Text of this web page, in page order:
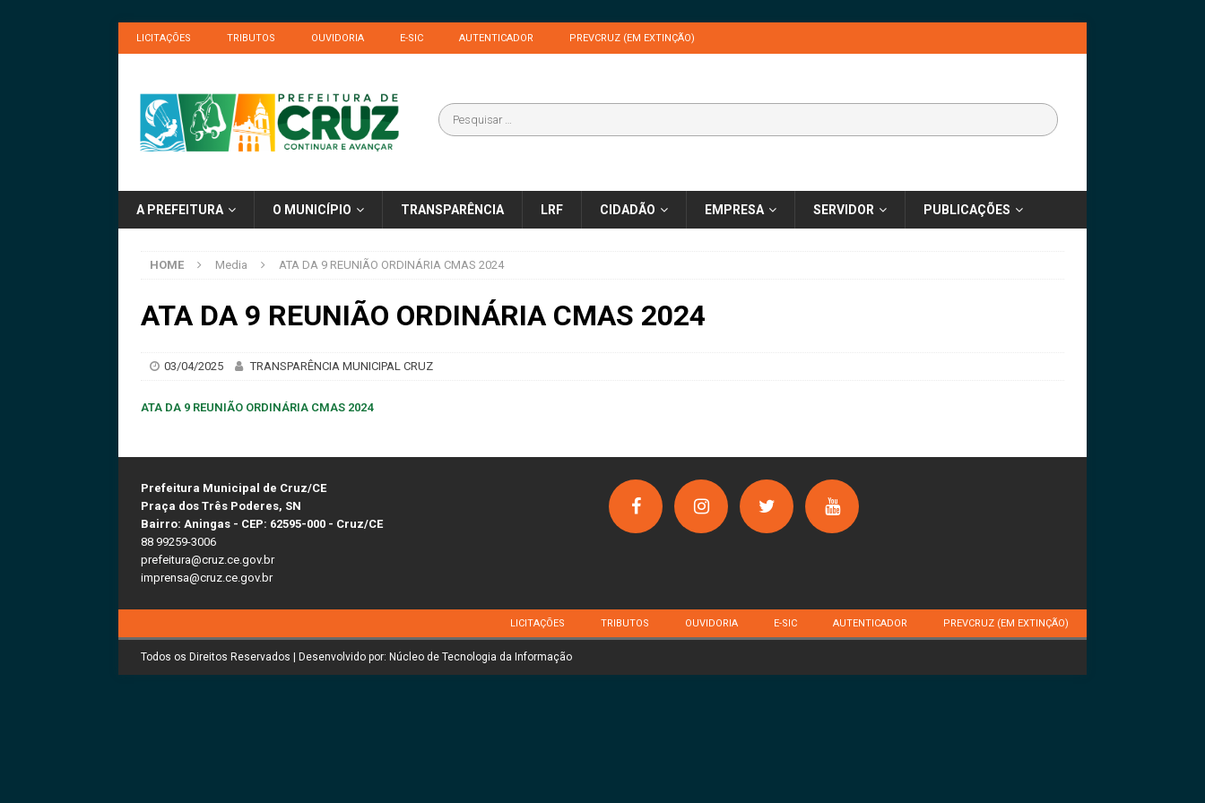
LICITAÇÕES TRIBUTOS OUVIDORIA E-SIC AUTENTICADOR PREVCRUZ (EM EXTINÇÃO)
A PREFEITURA O MUNICÍPIO TRANSPARÊNCIA LRF CIDADÃO EMPRESA SERVIDOR PUBLICAÇÕES
HOME Media ATA DA 9 REUNIÃO ORDINÁRIA CMAS 2024
ATA DA 9 REUNIÃO ORDINÁRIA CMAS 2024
03/04/2025 TRANSPARÊNCIA MUNICIPAL CRUZ
ATA DA 9 REUNIÃO ORDINÁRIA CMAS 2024
Prefeitura Municipal de Cruz/CE
Praça dos Três Poderes, SN
Bairro: Aningas - CEP: 62595-000 - Cruz/CE
88 99259-3006
prefeitura@cruz.ce.gov.br
imprensa@cruz.ce.gov.br
LICITAÇÕES TRIBUTOS OUVIDORIA E-SIC AUTENTICADOR PREVCRUZ (EM EXTINÇÃO)
Todos os Direitos Reservados | Desenvolvido por: Núcleo de Tecnologia da Informação